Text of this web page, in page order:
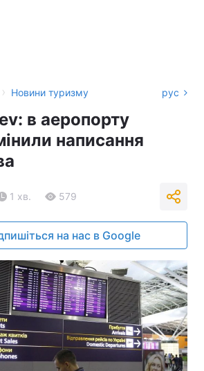
› Новини туризму рус
в аеропорту
написання
1 хв. 579
на нас в Google